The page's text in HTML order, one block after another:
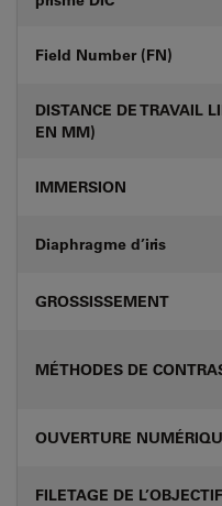
Field Number (FN)
DISTANCE DE TRAVAIL
EN MM)
IMMERSION
Diaphragme d’iris
GROSSISSEMENT
MÉTHODES DE
OUVERTURE
FILETAGE DE L’OBJECTIF